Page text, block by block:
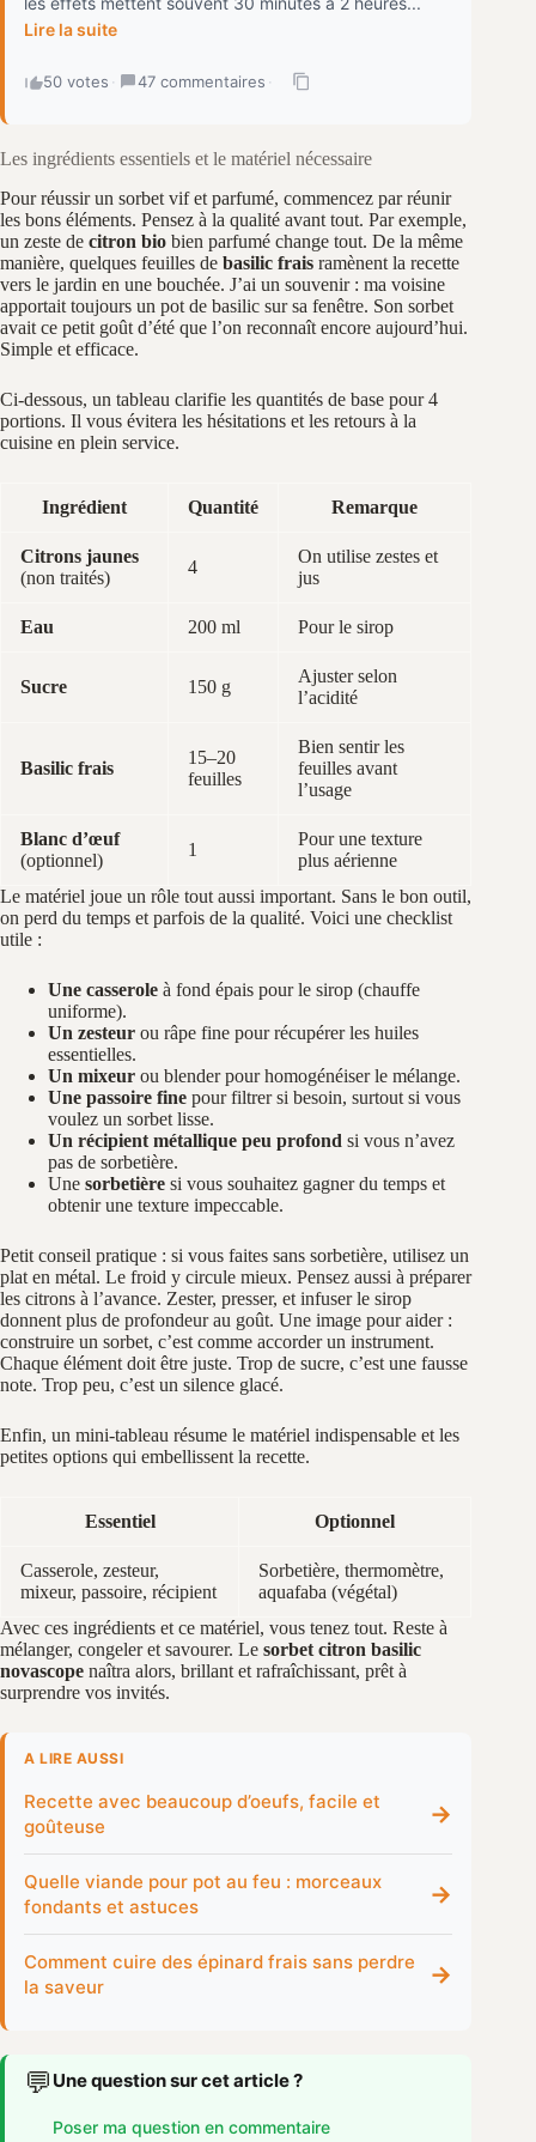
Lire la suite
50 votes · 47 commentaires ·
Les ingrédients essentiels et le matériel nécessaire
Pour réussir un sorbet vif et parfumé, commencez par réunir
les bons éléments. Pensez à la qualité avant tout. Par exemple,
un zeste de citron bio bien parfumé change tout. De la même
manière, quelques feuilles de basilic frais ramènent la recette
vers le jardin en une bouchée. J’ai un souvenir : ma voisine
apportait toujours un pot de basilic sur sa fenêtre. Son sorbet
avait ce petit goût d’été que l’on reconnaît encore aujourd’hui.
Simple et efficace.
Ci-dessous, un tableau clarifie les quantités de base pour 4
portions. Il vous évitera les hésitations et les retours à la
cuisine en plein service.
Ingrédient Quantité Remarque
Citrons jaunes
(non traités)
4
On utilise zestes et
jus
Eau 200 ml Pour le sirop
Sucre 150 g
Ajuster selon
l’acidité
Basilic frais
15–20
feuilles
Bien sentir les
feuilles avant
l’usage
Blanc d’œuf
(optionnel)
1
Pour une texture
plus aérienne
Le matériel joue un rôle tout aussi important. Sans le bon outil,
on perd du temps et parfois de la qualité. Voici une checklist
utile :
Une casserole à fond épais pour le sirop (chauffe
uniforme).
Un zesteur ou râpe fine pour récupérer les huiles
essentielles.
Un mixeur ou blender pour homogénéiser le mélange.
Une passoire fine pour filtrer si besoin, surtout si vous
voulez un sorbet lisse.
Un récipient métallique peu profond si vous n’avez
pas de sorbetière.
Une sorbetière si vous souhaitez gagner du temps et
obtenir une texture impeccable.
Petit conseil pratique : si vous faites sans sorbetière, utilisez un
plat en métal. Le froid y circule mieux. Pensez aussi à préparer
les citrons à l’avance. Zester, presser, et infuser le sirop
donnent plus de profondeur au goût. Une image pour aider :
construire un sorbet, c’est comme accorder un instrument.
Chaque élément doit être juste. Trop de sucre, c’est une fausse
note. Trop peu, c’est un silence glacé.
Enfin, un mini-tableau résume le matériel indispensable et les
petites options qui embellissent la recette.
Essentiel Optionnel
Casserole, zesteur,
mixeur, passoire, récipient
Sorbetière, thermomètre,
aquafaba (végétal)
Avec ces ingrédients et ce matériel, vous tenez tout. Reste à
mélanger, congeler et savourer. Le sorbet citron basilic
novascope naîtra alors, brillant et rafraîchissant, prêt à
surprendre vos invités.
A LIRE AUSSI
Recette avec beaucoup d’oeufs, facile et
goûteuse
→
Quelle viande pour pot au feu : morceaux
fondants et astuces
→
Comment cuire des épinard frais sans perdre
la saveur
→
💬 Une question sur cet article ?
Poser ma question en commentaire